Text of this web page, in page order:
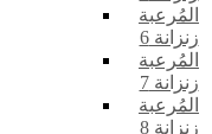
المُرعبة
زنزانة 6
المُرعبة
زنزانة 7
المُرعبة
زنزانة 8